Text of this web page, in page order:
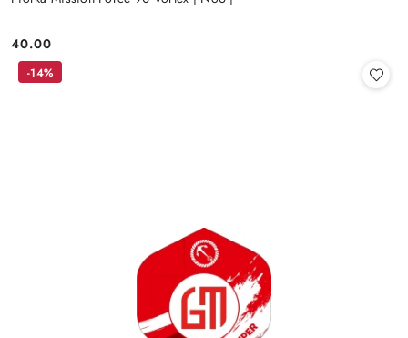
Cena:
40.00
-14%